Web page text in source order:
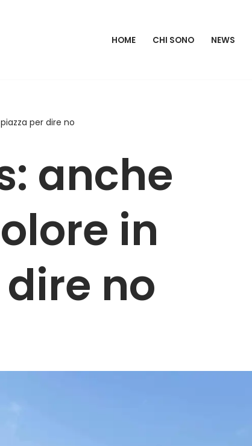
HOME CHI SONO NEWS
per dire no
anche
in
no